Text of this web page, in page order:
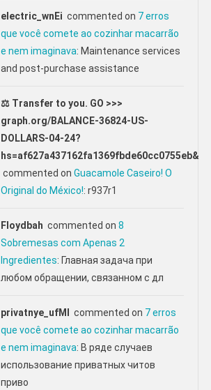
electric_wnEi commented on 7 erros
que você comete ao cozinhar macarrão
e nem imaginava: Maintenance services
and post-purchase assistance
⚖ Transfer to you. GO >>>
graph.org/BALANCE-36824-US-
DOLLARS-04-24?
hs=af627a437162fa1369fbde60cc0755eb&
commented onGuacamole Caseiro! O
Original do México!: r937r1
Floydbah commented on8
Sobremesas com Apenas 2
Ingredientes: Главная задача при
любом обращении, связанном с дл
privatnye_ufMl commented on 7 erros
que você comete ao cozinhar macarrão
e nem imaginava: В ряде случаев
использование приватных читов
приво